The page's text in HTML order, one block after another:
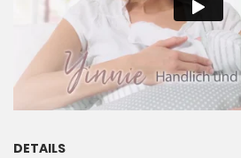
DETAILS